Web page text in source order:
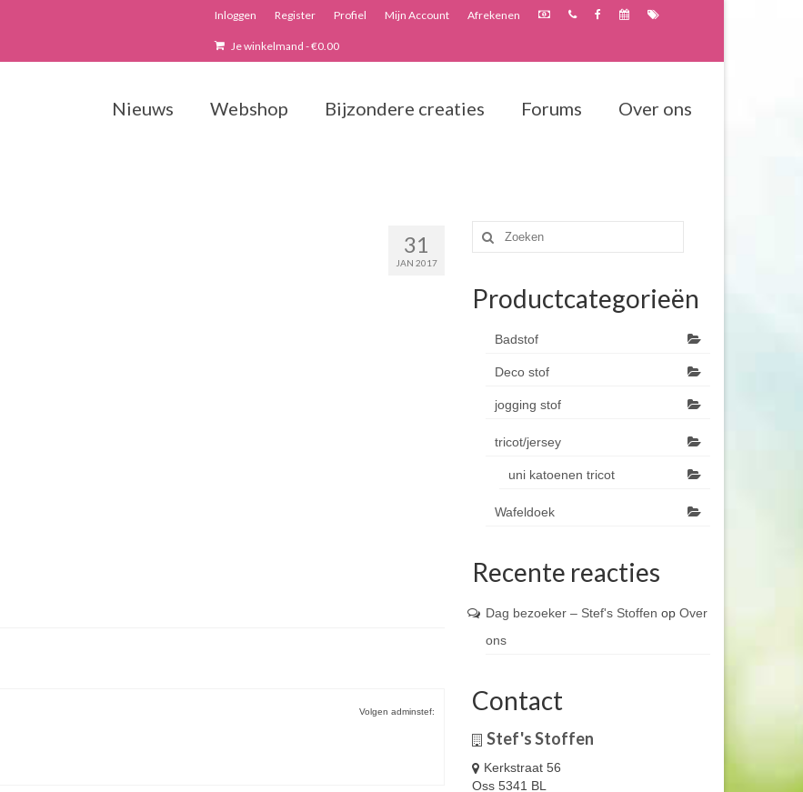
Inloggen Register Profiel Mijn Account Afrekenen
Je winkelmand -€0.00
Nieuws Webshop Bijzondere creaties Forums Over ons
31
JAN 2017
Volgen adminstef:
Zoeken
naar:
Productcategorieën
Badstof
Deco stof
jogging stof
tricot/jersey
uni katoenen tricot
Wafeldoek
Recente reacties
Dag bezoeker – Stef's Stoffen op Over
ons
Contact
Stef's Stoffen
Kerkstraat 56
Oss 5341 BL